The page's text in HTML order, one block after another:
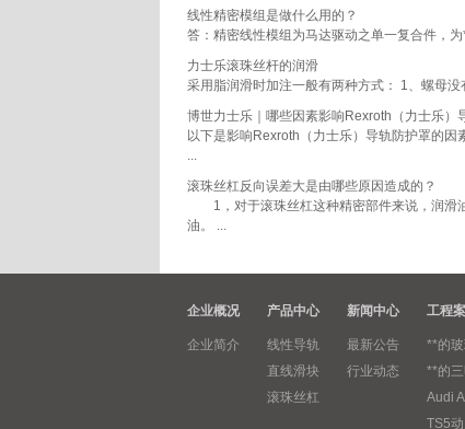
线性精密模组是做什么用的？
答：精密线性模组为马达驱动之单一复合件，
力士乐滚珠丝杆的润滑
采用脂润滑时加注一般有两种方式： 1、螺母
博世力士乐｜哪些因素影响Rexroth（力士乐）
以下是影响Rexroth（力士乐）导轨防护罩的
...
滚珠丝杠反向误差大是由哪些原因造成的？
1，对于滚珠丝杠这种精密部件来说，润滑油
油。 ...
企业概况
企业简介
产品中心
线性导轨
直线滑块
滚珠丝杠
新闻中心
最新公告
行业动态
工程
**的
**的
Audi
TS5